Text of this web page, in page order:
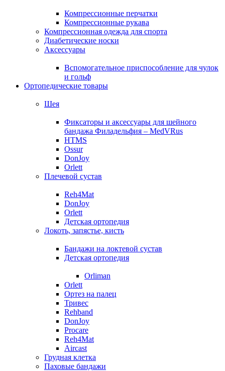
Компрессионные перчатки
Компрессионные рукава
Компрессионная одежда для спорта
Диабетические носки
Аксессуары
Вспомогательное приспособление для чулок
и гольф
Ортопедические товары
Шея
Фиксаторы и аксессуары для шейного
бандажа Филадельфия – MedVRus
HTMS
Ossur
DonJoy
Orlett
Плечевой сустав
Reh4Mat
DonJoy
Orlett
Детская ортопедия
Локоть, запястье, кисть
Бандажи на локтевой сустав
Детская ортопедия
Orliman
Orlett
Ортез на палец
Тривес
Rehband
DonJoy
Procare
Reh4Mat
Aircast
Грудная клетка
Паховые бандажи